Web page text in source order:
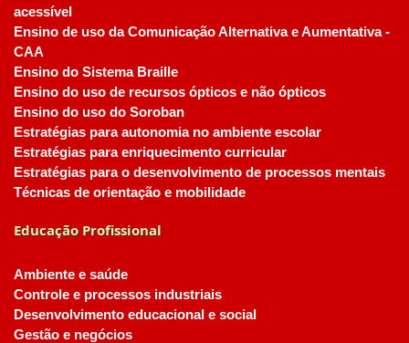
acessível
Ensino de uso da Comunicação Alternativa e Aumentativa -
CAA
Ensino do Sistema Braille
Ensino do uso de recursos ópticos e não ópticos
Ensino do uso do Soroban
Estratégias para autonomia no ambiente escolar
Estratégias para enriquecimento curricular
Estratégias para o desenvolvimento de processos mentais
Técnicas de orientação e mobilidade
Educação Profissional
Ambiente e saúde
Controle e processos industriais
Desenvolvimento educacional e social
Gestão e negócios